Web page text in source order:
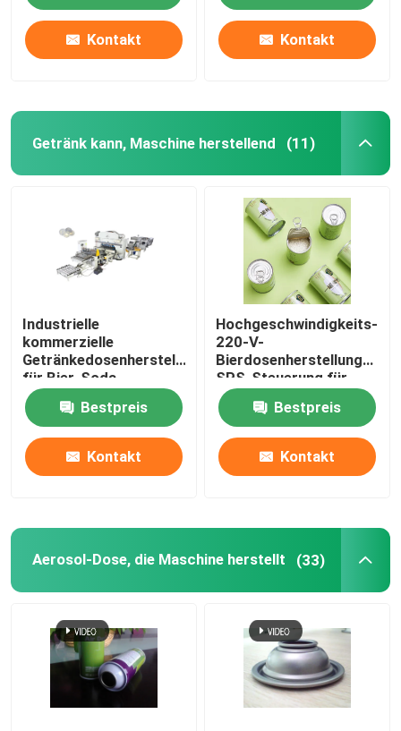
Haus
Videos
Kontakt Kontakt
Getränk kann, Maschine herstellend (11)
Industrielle
kommerzielle
Getränkedosenherstellungsmaschine
für Bier-Soda,
multifunktional
Bestpreis
Kontakt
Hochgeschwindigkeits-
220-V-
SPS-Steuerung für
alkoholfreie
Getränkedosen
Bestpreis
Kontakt
Aerosol-Dose, die Maschine herstellt (33)